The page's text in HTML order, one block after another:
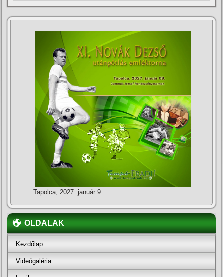
Tapolca, 2027. január 9.
OLDALAK
Kezdőlap
Videógaléria